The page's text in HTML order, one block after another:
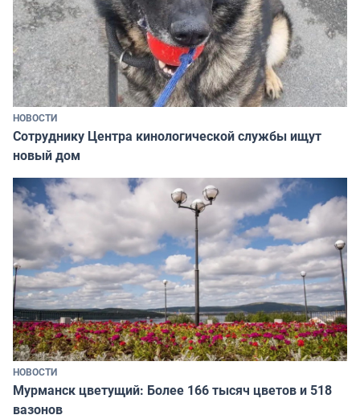
НОВОСТИ
Сотруднику Центра кинологической службы ищут
новый дом
НОВОСТИ
Мурманск цветущий: Более 166 тысяч цветов и 518
вазонов